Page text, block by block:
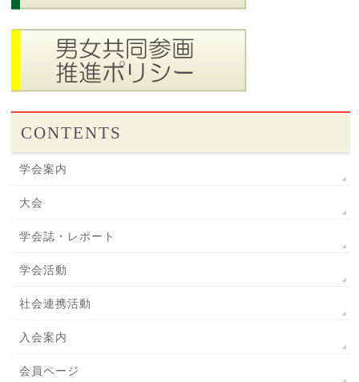
CONTENTS
学会案内
大会
学会誌・レポート
学会活動
社会連携活動
入会案内
会員ページ